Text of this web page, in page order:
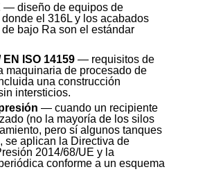
— diseño de equipos de
el 316L y los acabados
bajo Ra son el estándar
EN ISO 14159 — requisitos de
maquinaria de procesado de
una construcción
intersticios.
— cuando un recipiente
(no la mayoría de los silos
pero sí algunos tanques
se aplican la Directiva de
2014/68/UE y la
conforme a un esquema